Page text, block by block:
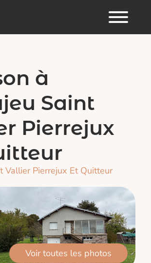
à
Saint
Pierrejux
Vallier Pierrejux Et Quitteur
Voir toutes les photos